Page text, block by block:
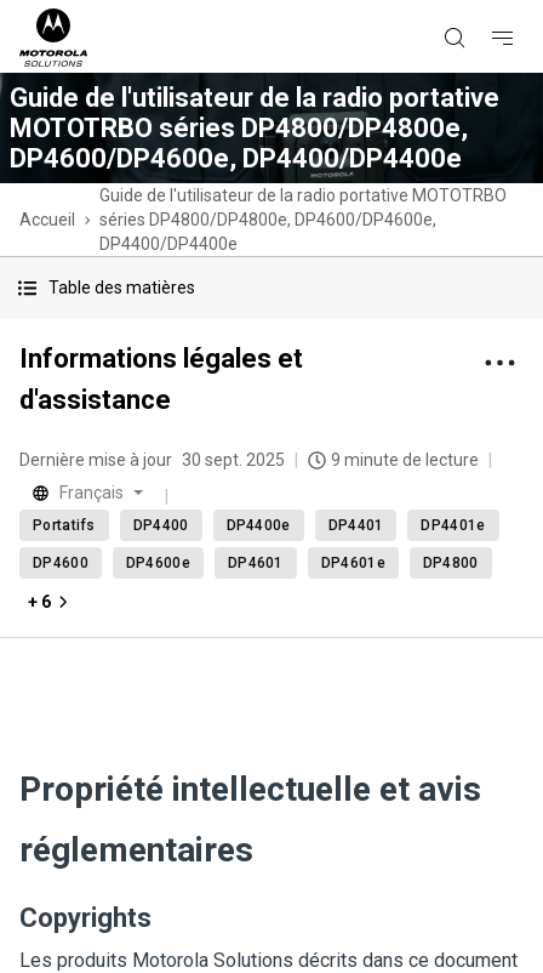
Guide de l'utilisateur de la radio portative
MOTOTRBO séries DP4800/DP4800e,
DP4600/DP4600e, DP4400/DP4400e
Accueil
Guide de l'utilisateur de la radio portative MOTOTRBO
séries DP4800/DP4800e, DP4600/DP4600e,
DP4400/DP4400e
Table des matières
Informations légales et
d'assistance
Dernière mise à jour 30 sept. 2025
9 minute de lecture
Français
Portatifs DP4400 DP4400e DP4401 DP4401e
DP4600 DP4600e DP4601 DP4601e DP4800
+ 6
Propriété intellectuelle et avis
réglementaires
Copyrights
Les produits Motorola Solutions décrits dans ce document